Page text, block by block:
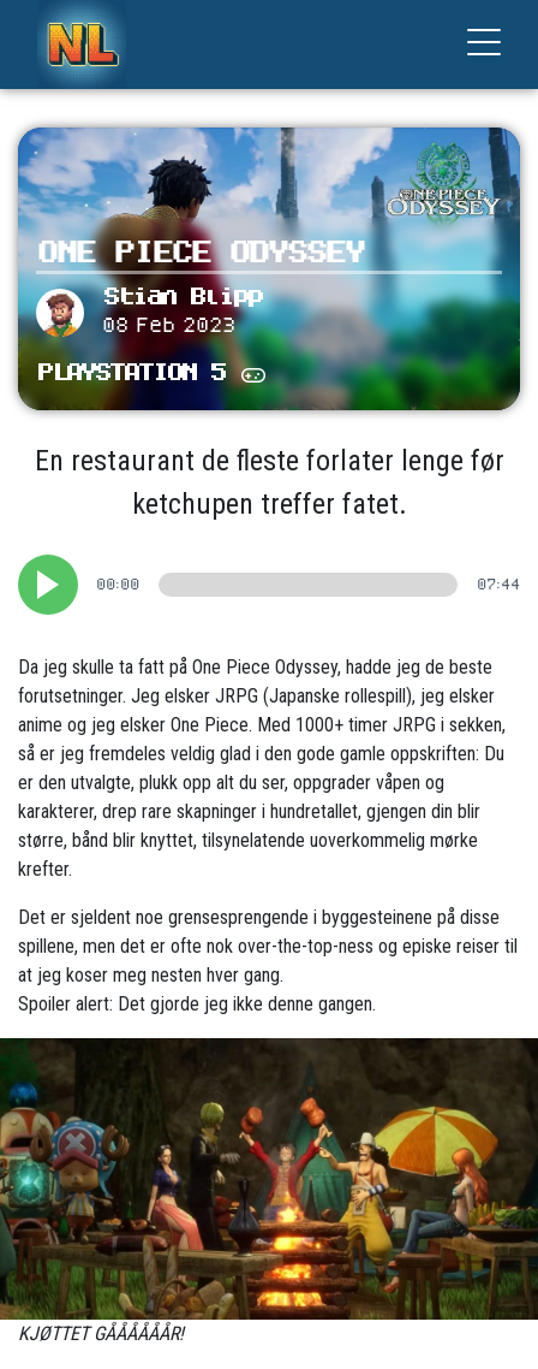
ONE PIECE ODYSSEY
Stian Blipp
08 Feb 2023
PLAYSTATION 5
En restaurant de fleste forlater lenge før
ketchupen treffer fatet.
00:00 07:44
Da jeg skulle ta fatt på One Piece Odyssey, hadde jeg de beste
forutsetninger. Jeg elsker JRPG (Japanske rollespill), jeg elsker
anime og jeg elsker One Piece. Med 1000+ timer JRPG i sekken,
så er jeg fremdeles veldig glad i den gode gamle oppskriften: Du
er den utvalgte, plukk opp alt du ser, oppgrader våpen og
karakterer, drep rare skapninger i hundretallet, gjengen din blir
større, bånd blir knyttet, tilsynelatende uoverkommelig mørke
krefter.
Det er sjeldent noe grensesprengende i byggesteinene på disse
spillene, men det er ofte nok over-the-top-ness og episke reiser til
at jeg koser meg nesten hver gang.
Spoiler alert: Det gjorde jeg ikke denne gangen.
KJØTTET GÅÅÅÅÅÅR!